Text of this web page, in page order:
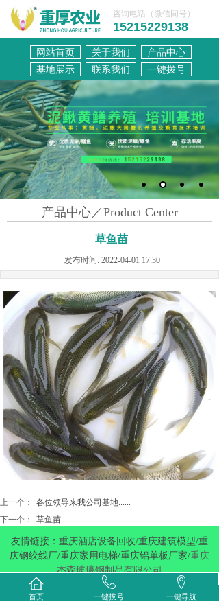
咨询电话（微信同号）
15215229138
网站首页 关于我们
产品中心
基地展示
联系我们 一键拨号
联系我们
产品中心／Product Center
草鱼苗
发布时间: 2022-04-01 17:30
上一个：
各位领导来我公司基地......
下一个：
草鱼苗
友情链接：重庆酒店设备回收/重庆建筑模型/重
庆钢绞线厂/重庆家用电梯/重庆铝单板厂家/重庆
杰森玻璃钢制品有限公司
Copyright 2019 重庆市长寿区重厚农业有限公司 ALL
首页 一键拔号 一键导航